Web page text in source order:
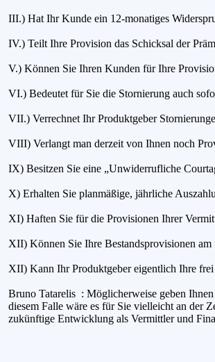
III.) Hat Ihr Kunde ein 12-monatiges
IV.) Teilt Ihre Provision das Schicksal der
V.) Können Sie Ihren Kunden für Ihre
VI.) Bedeutet für Sie die Stornierung auch
VII.) Verrechnet Ihr Produktgeber
VIII) Verlangt man derzeit von Ihnen noch
IX) Besitzen Sie eine „Unwiderrufliche
X) Erhalten Sie planmäßige, jährliche
XI) Haften Sie für die Provisionen Ihrer
XII) Können Sie Ihre Bestandsprovisionen
XII) Kann Ihr Produktgeber eigentlich Ihre
Bruno Tatarelis : Möglicherweise geben
diesem Falle wäre es für Sie vielleicht an der
zukünftige Entwicklung als Vermittler und